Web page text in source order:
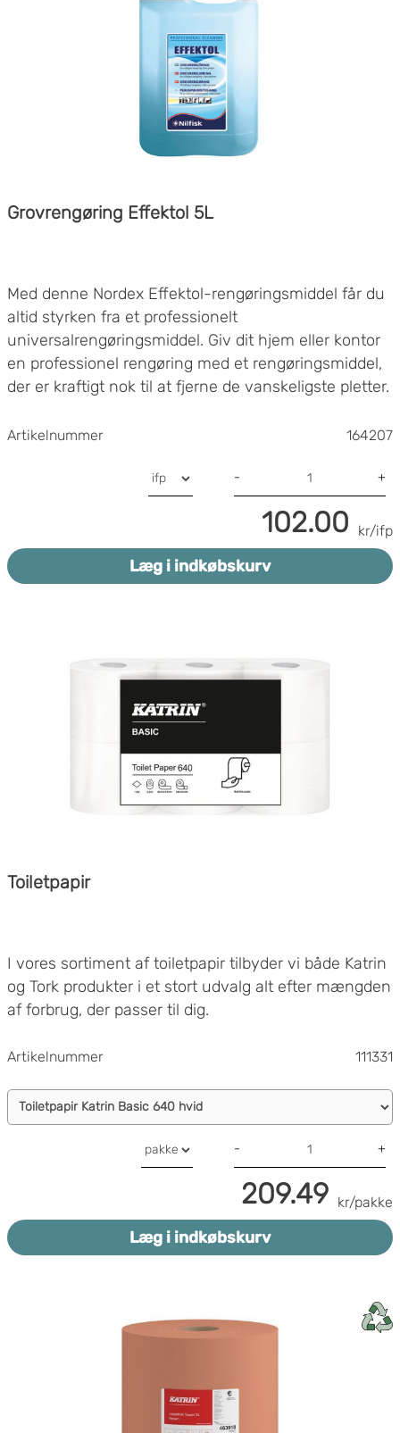
Grovrengøring Effektol 5L
Med denne Nordex Effektol-rengøringsmiddel får du
altid styrken fra et professionelt
universalrengøringsmiddel. Giv dit hjem eller kontor
en professionel rengøring med et rengøringsmiddel,
der er kraftigt nok til at fjerne de vanskeligste pletter.
snavsede overflader Den uparfumerede formel er
styrke, der egner sig til enhver rengøringsopgave.
Den indeholder ingen skrappe tilsætningsstoffer og
kan bruges med en moppe, maskiner eller til manuel
rengøring. Gør dine overflader skinnende og
glansfulde uden at beskadige dem. Kraftigt
større rengøringsprojekter
Duft: Parfumeret
Volumen: 5 L
Artikelnummer 164207
- +
102.00 kr/ifp
Læg i indkøbskurv
Toiletpapir
I vores sortiment af toiletpapir tilbyder vi både Katrin
og Tork produkter i et stort udvalg alt efter mængden
af ​​forbrug, der passer til dig.
Artikelnummer 111331
- +
209.49 kr/pakke
Læg i indkøbskurv